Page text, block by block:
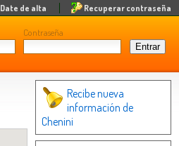
Contraseña
Date de alta Recuperar contraseña
Recibe nueva
información de
Chenini